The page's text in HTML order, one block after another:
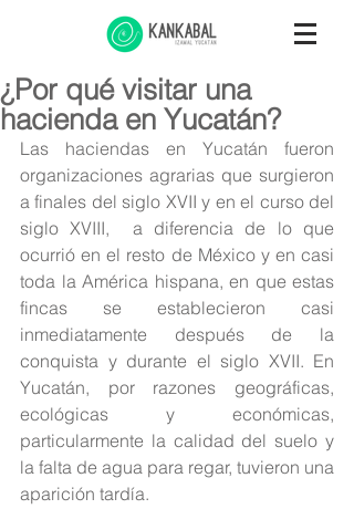
¿Por qué visitar una
hacienda en Yucatán?
Las haciendas en Yucatán fueron
organizaciones agrarias que surgieron
a finales del siglo XVII y en el curso del
siglo XVIII,  a diferencia de lo que
ocurrió en el resto de México y en casi
toda la América hispana, en que estas
fincas se establecieron casi
inmediatamente después de la
conquista y durante el siglo XVII. En
Yucatán, por razones geográficas,
ecológicas y económicas,
particularmente la calidad del suelo y
la falta de agua para regar, tuvieron una
aparición tardía.